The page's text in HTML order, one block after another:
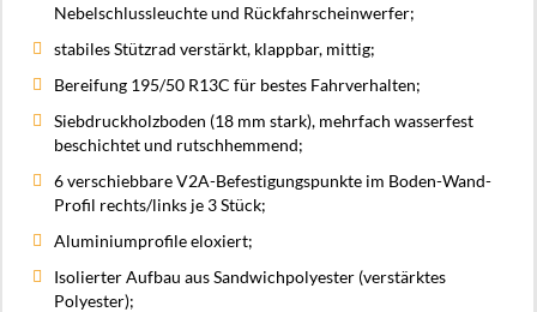
Nebelschlussleuchte und Rückfahrscheinwerfer;
stabiles Stützrad verstärkt, klappbar, mittig;
Bereifung 195/50 R13C für bestes Fahrverhalten;
Siebdruckholzboden (18 mm stark), mehrfach wasserfest
beschichtet und rutschhemmend;
6 verschiebbare V2A-Befestigungspunkte im Boden-Wand-
Profil rechts/links je 3 Stück;
Aluminiumprofile eloxiert;
Isolierter Aufbau aus Sandwichpolyester (verstärktes
Polyester);